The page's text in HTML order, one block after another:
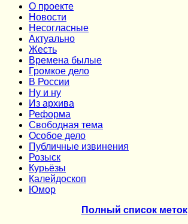
О проекте
Новости
Несогласные
Актуально
Жесть
Времена былые
Громкое дело
В России
Ну и ну
Из архива
Реформа
Cвободная тема
Особое дело
Публичные извинения
Розыск
Курьёзы
Калейдоскоп
Юмор
Полный список меток